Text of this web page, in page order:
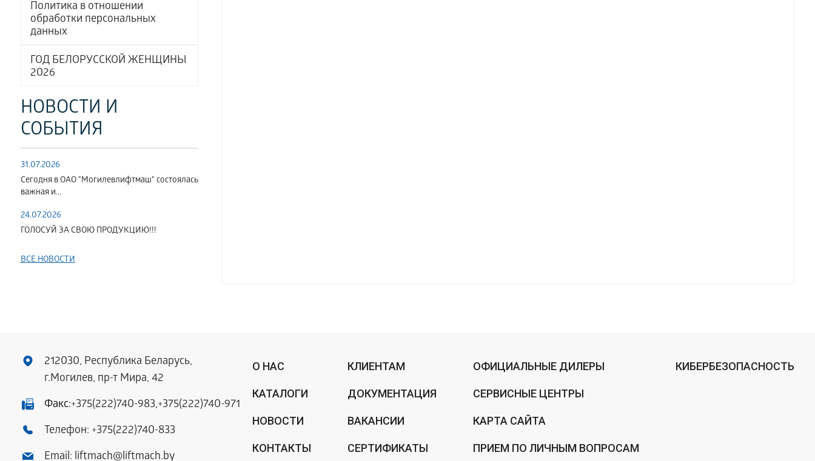
Политика в отношении
обработки персональных
данных
ГОД БЕЛОРУССКОЙ ЖЕНЩИНЫ
2026
НОВОСТИ И
СОБЫТИЯ
31.07.2026
Сегодня в ОАО "Могилевлифтмаш" состоялась
важная и...
24.07.2026
ГОЛОСУЙ ЗА СВОЮ ПРОДУКЦИЮ!!!
ВСЕ НОВОСТИ
212030, Республика Беларусь,
г.Могилев, пр-т Мира, 42
Факс:+375(222)740-983,+375(222)740-971
Телефон: +375(222)740-833
Email: liftmach@liftmach.by
О НАС
КАТАЛОГИ
НОВОСТИ
КОНТАКТЫ
КЛИЕНТАМ
ДОКУМЕНТАЦИЯ
ВАКАНСИИ
СЕРТИФИКАТЫ
ОФИЦИАЛЬНЫЕ ДИЛЕРЫ
СЕРВИСНЫЕ ЦЕНТРЫ
КАРТА САЙТА
ПРИЕМ ПО ЛИЧНЫМ ВОПРОСАМ
КИБЕРБЕЗОПАСНОСТЬ